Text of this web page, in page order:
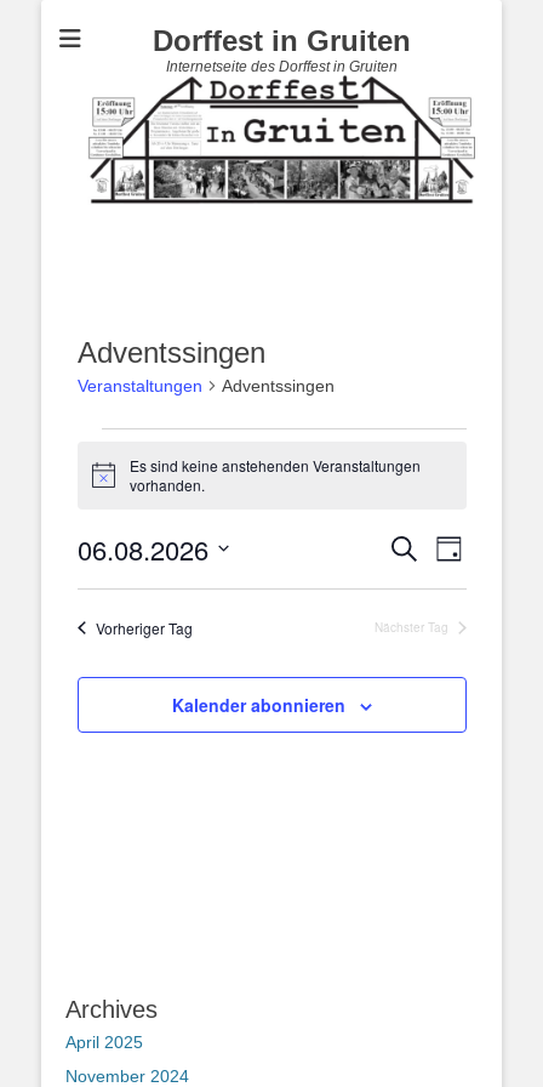
Dorffest in Gruiten
Internetseite des Dorffest in Gruiten
Adventssingen
Veranstaltungen Adventssingen
für
2026
Hinweis
Es sind keine anstehenden Veranstaltungen
vorhanden.
Ansichten,
Suche
Tag
06.08.2026
Vorheriger Tag Nächster Tag
Kalender abonnieren
Archives
April 2025
November 2024